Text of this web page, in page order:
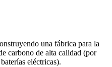
una fábrica para la
carbono de alta calidad (por
eléctricas).